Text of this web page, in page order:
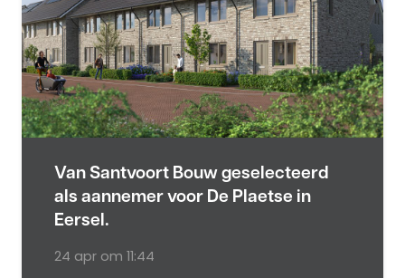
Van Santvoort Bouw geselecteerd
als aannemer voor De Plaetse in
Eersel.
24 apr om 11:44